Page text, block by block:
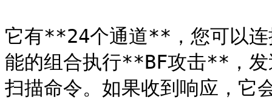
它有**24个通道**，您可以连
能的组合执行**BF攻击**，
扫描命令。如果收到响应，它